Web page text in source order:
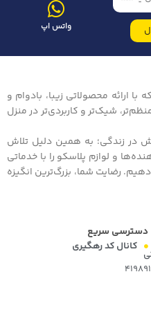
واتس اپ
ارائه محصولاتی زیبا، بادوام و
شیک‌تر و کاربردی‌تر در منزل
در زندگی؛ به همین دلیل تلاش
و لوازم پلاسکو را با خدماتی
رضایت شما، بزرگ‌ترین انگیزه
دسترسی سریع
کانال کد رهگیری